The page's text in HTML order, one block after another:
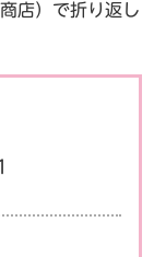
店）で折り返し